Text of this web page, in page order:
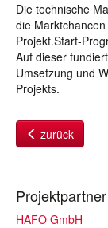
Die technische
die
Projekt.Start-
Auf dieser
Umsetzung und
Projekts.
zurück
Projektpartner
HAFO GmbH